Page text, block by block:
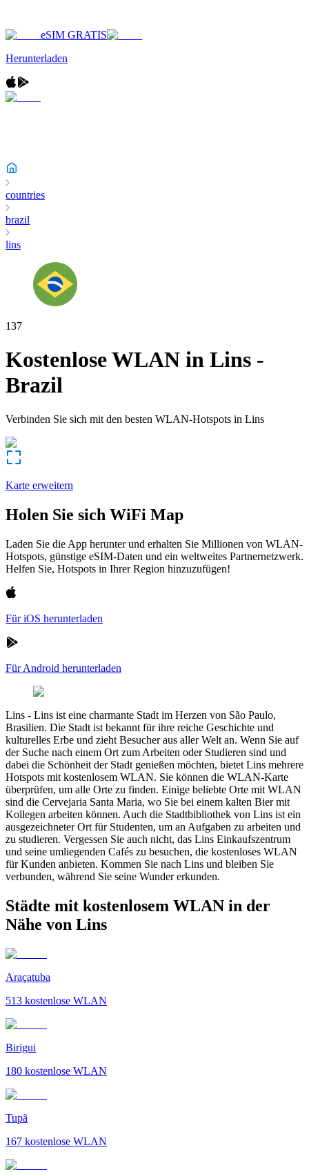
eSIM GRATIS
Herunterladen
countries
brazil
lins
137
Kostenlose WLAN in Lins -
Brazil
Verbinden Sie sich mit den besten WLAN-Hotspots in Lins
Karte erweitern
Holen Sie sich WiFi Map
Laden Sie die App herunter und erhalten Sie Millionen von WLAN-
Hotspots, günstige eSIM-Daten und ein weltweites Partnernetzwerk.
Helfen Sie, Hotspots in Ihrer Region hinzuzufügen!
Für iOS herunterladen
Für Android herunterladen
Lins - Lins ist eine charmante Stadt im Herzen von São Paulo,
Brasilien. Die Stadt ist bekannt für ihre reiche Geschichte und
kulturelles Erbe und zieht Besucher aus aller Welt an. Wenn Sie auf
der Suche nach einem Ort zum Arbeiten oder Studieren sind und
dabei die Schönheit der Stadt genießen möchten, bietet Lins mehrere
Hotspots mit kostenlosem WLAN. Sie können die WLAN-Karte
überprüfen, um alle Orte zu finden. Einige beliebte Orte mit WLAN
sind die Cervejaria Santa Maria, wo Sie bei einem kalten Bier mit
Kollegen arbeiten können. Auch die Stadtbibliothek von Lins ist ein
ausgezeichneter Ort für Studenten, um an Aufgaben zu arbeiten und
zu studieren. Vergessen Sie auch nicht, das Lins Einkaufszentrum
und seine umliegenden Cafés zu besuchen, die kostenloses WLAN
für Kunden anbieten. Kommen Sie nach Lins und bleiben Sie
verbunden, während Sie seine Wunder erkunden.
Städte mit kostenlosem WLAN in der
Nähe von Lins
Araçatuba
513 kostenlose WLAN
Birigui
180 kostenlose WLAN
Tupã
167 kostenlose WLAN